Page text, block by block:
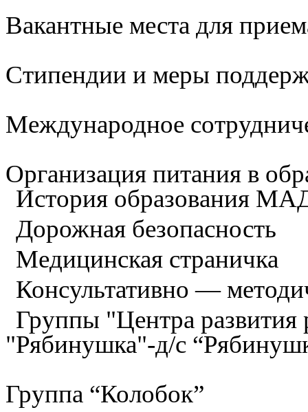
Вакантные места для
Стипендии и меры
Международное
Организация питания в
История образования
Дорожная безопасность
Медицинская страничка
Консультативно —
Группы "Центра развития
"Рябинушка"-д/с
Группа “Колобок”